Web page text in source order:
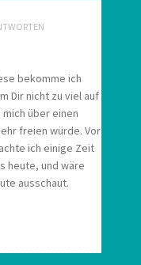
bekomme ich
Dir nicht zu viel auf
mich über einen
freien würde. Vor
ich einige Zeit
heute, und wäre
ausschaut.